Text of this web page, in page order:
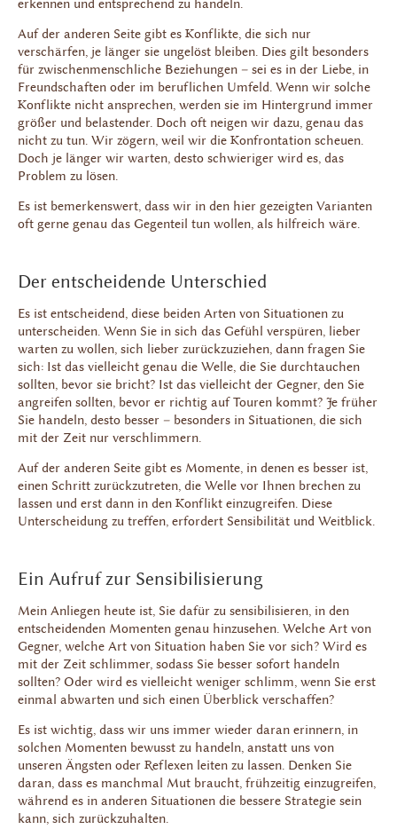
erkennen und entsprechend zu handeln.
Auf der anderen Seite gibt es Konflikte, die sich nur
verschärfen, je länger sie ungelöst bleiben. Dies gilt besonders
für zwischenmenschliche Beziehungen – sei es in der Liebe, in
Freundschaften oder im beruflichen Umfeld. Wenn wir solche
Konflikte nicht ansprechen, werden sie im Hintergrund immer
größer und belastender. Doch oft neigen wir dazu, genau das
nicht zu tun. Wir zögern, weil wir die Konfrontation scheuen.
Doch je länger wir warten, desto schwieriger wird es, das
Problem zu lösen.
Es ist bemerkenswert, dass wir in den hier gezeigten Varianten
oft gerne genau das Gegenteil tun wollen, als hilfreich wäre.
Der entscheidende Unterschied
Es ist entscheidend, diese beiden Arten von Situationen zu
unterscheiden. Wenn Sie in sich das Gefühl verspüren, lieber
warten zu wollen, sich lieber zurückzuziehen, dann fragen Sie
sich: Ist das vielleicht genau die Welle, die Sie durchtauchen
sollten, bevor sie bricht? Ist das vielleicht der Gegner, den Sie
angreifen sollten, bevor er richtig auf Touren kommt? Je früher
Sie handeln, desto besser – besonders in Situationen, die sich
mit der Zeit nur verschlimmern.
Auf der anderen Seite gibt es Momente, in denen es besser ist,
einen Schritt zurückzutreten, die Welle vor Ihnen brechen zu
lassen und erst dann in den Konflikt einzugreifen. Diese
Unterscheidung zu treffen, erfordert Sensibilität und Weitblick.
Ein Aufruf zur Sensibilisierung
Mein Anliegen heute ist, Sie dafür zu sensibilisieren, in den
entscheidenden Momenten genau hinzusehen. Welche Art von
Gegner, welche Art von Situation haben Sie vor sich? Wird es
mit der Zeit schlimmer, sodass Sie besser sofort handeln
sollten? Oder wird es vielleicht weniger schlimm, wenn Sie erst
einmal abwarten und sich einen Überblick verschaffen?
Es ist wichtig, dass wir uns immer wieder daran erinnern, in
solchen Momenten bewusst zu handeln, anstatt uns von
unseren Ängsten oder Reflexen leiten zu lassen. Denken Sie
daran, dass es manchmal Mut braucht, frühzeitig einzugreifen,
während es in anderen Situationen die bessere Strategie sein
kann, sich zurückzuhalten.